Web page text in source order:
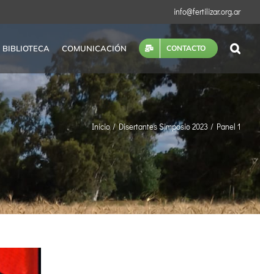
info@fertilizar.org.ar
BIBLIOTECA COMUNICACIÓN CONTACTO
Inicio Disertantes Simposio 2023 Panel 1